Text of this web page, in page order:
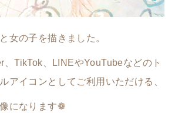
女の子を描きました。
、TikTok、LINEやYouTubeなどのト
アイコンとしてご利用いただける、
になります❁